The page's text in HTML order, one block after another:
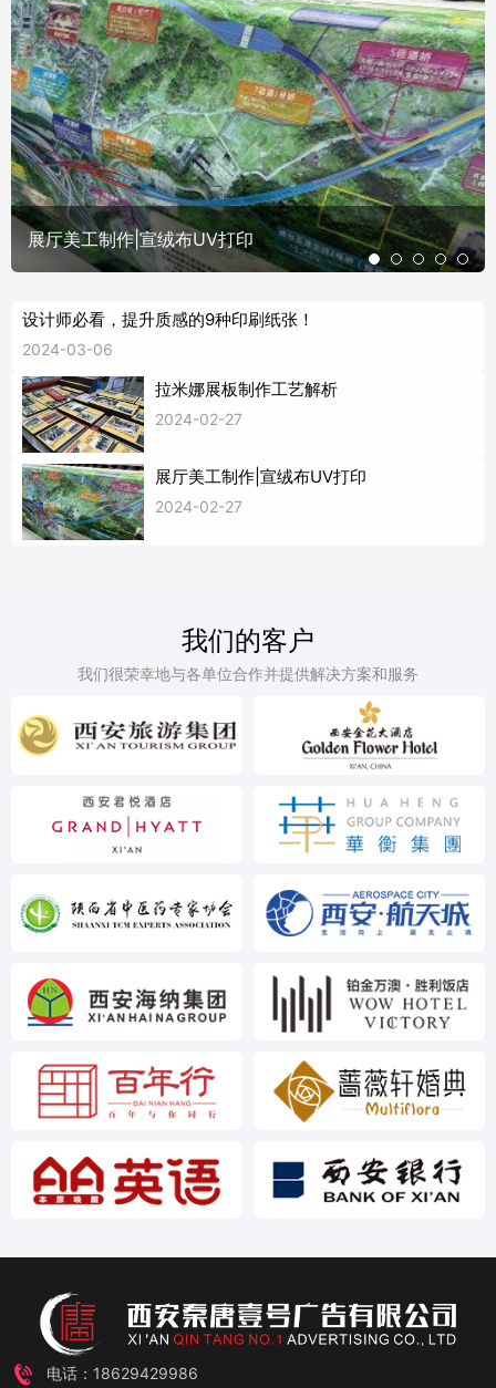
展厅美工制作|宣绒布UV打印
设计师必看，提升质感的9种印刷纸张！
2024-03-06
拉米娜展板制作工艺解析
2024-02-27
展厅美工制作|宣绒布UV打印
2024-02-27
我们的客户
我们很荣幸地与各单位合作并提供解决方案和服务
电话：18629429986